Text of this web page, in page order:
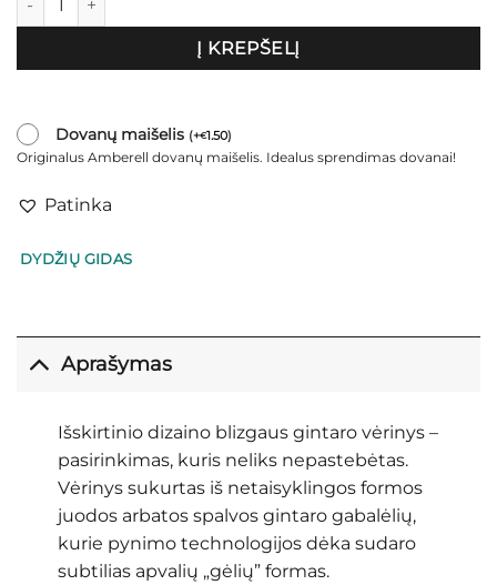
Į KREPŠELĮ
Dovanų maišelis (+€1.50)
Originalus Amberell dovanų maišelis. Idealus sprendimas dovanai!
Patinka
DYDŽIŲ GIDAS
Aprašymas
Išskirtinio dizaino blizgaus gintaro vėrinys –
pasirinkimas, kuris neliks nepastebėtas.
Vėrinys sukurtas iš netaisyklingos formos
juodos arbatos spalvos gintaro gabalėlių,
kurie pynimo technologijos dėka sudaro
subtilias apvalių „gėlių” formas.